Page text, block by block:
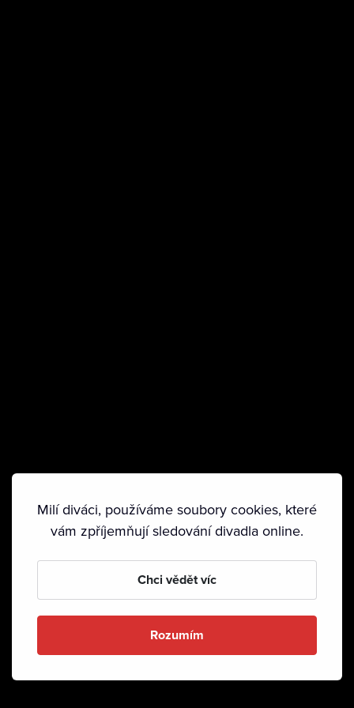
Milí diváci, používáme soubory cookies, které
vám zpříjemňují sledování divadla online.
Chci vědět víc
Rozumím